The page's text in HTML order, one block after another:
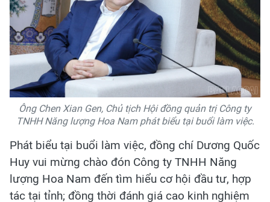
Ông Chen Xian Gen, Chủ tịch Hội đồng quản trị Công ty
TNHH Năng lượng Hoa Nam phát biểu tại buổi làm việc.
Phát biểu tại buổi làm việc, đồng chí Dương Quốc
Huy vui mừng chào đón Công ty TNHH Năng
lượng Hoa Nam đến tìm hiểu cơ hội đầu tư, hợp
tác tại tỉnh; đồng thời đánh giá cao kinh nghiệm